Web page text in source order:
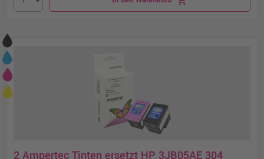
2 Ampertec Tinten ersetzt HP 3JB05AE 304